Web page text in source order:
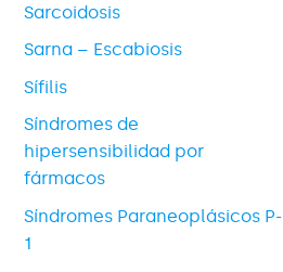
Sarcoidosis
Sarna – Escabiosis
Sífilis
Síndromes de
hipersensibilidad por
fármacos
Síndromes Paraneoplásicos P-
1